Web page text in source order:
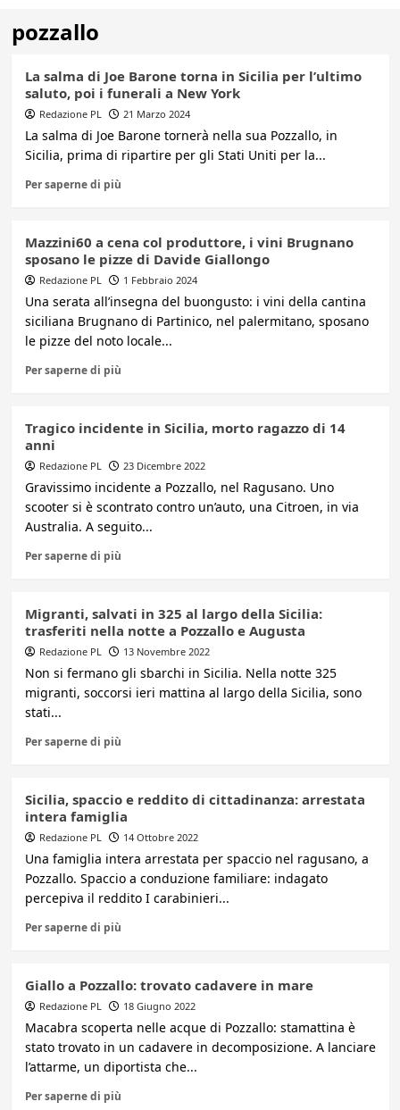
pozzallo
La salma di Joe Barone torna in Sicilia per l’ultimo
saluto, poi i funerali a New York
Redazione PL 21 Marzo 2024
La salma di Joe Barone tornerà nella sua Pozzallo, in
Sicilia, prima di ripartire per gli Stati Uniti per la...
Per saperne di più
Mazzini60 a cena col produttore, i vini Brugnano
sposano le pizze di Davide Giallongo
Redazione PL 1 Febbraio 2024
Una serata all’insegna del buongusto: i vini della cantina
siciliana Brugnano di Partinico, nel palermitano, sposano
le pizze del noto locale...
Per saperne di più
Tragico incidente in Sicilia, morto ragazzo di 14
anni
Redazione PL 23 Dicembre 2022
Gravissimo incidente a Pozzallo, nel Ragusano. Uno
scooter si è scontrato contro un’auto, una Citroen, in via
Australia. A seguito...
Per saperne di più
Migranti, salvati in 325 al largo della Sicilia:
trasferiti nella notte a Pozzallo e Augusta
Redazione PL 13 Novembre 2022
Non si fermano gli sbarchi in Sicilia. Nella notte 325
migranti, soccorsi ieri mattina al largo della Sicilia, sono
stati...
Per saperne di più
Sicilia, spaccio e reddito di cittadinanza: arrestata
intera famiglia
Redazione PL 14 Ottobre 2022
Una famiglia intera arrestata per spaccio nel ragusano, a
Pozzallo. Spaccio a conduzione familiare: indagato
percepiva il reddito I carabinieri...
Per saperne di più
Giallo a Pozzallo: trovato cadavere in mare
Redazione PL 18 Giugno 2022
Macabra scoperta nelle acque di Pozzallo: stamattina è
stato trovato in un cadavere in decomposizione. A lanciare
l’attarme, un diportista che...
Per saperne di più